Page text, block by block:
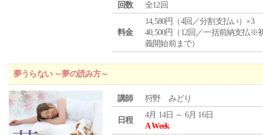
回数
全12回
料金
14,580円（4回／分割支払い）×3
40,500円（12回／一括前納支払※
義開始前まで）
夢うらない ～夢の読み方～
講師 狩野 みどり
日程
4月 14日 ～ 6月 16日
A Week